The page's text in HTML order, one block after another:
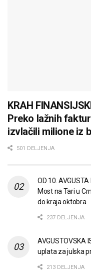
KRAH
Preko lažnih
izvlačili milione iz
501 DELJENJA
OD 10.
Most na Tari u
do kraja oktobra
237 DELJENJA
AVGUSTOVSKA
uplata za julska
213 DELJENJA